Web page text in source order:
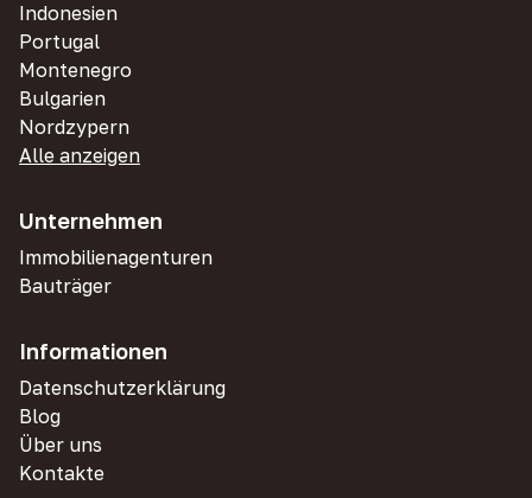
Indonesien
Portugal
Montenegro
Bulgarien
Nordzypern
Alle anzeigen
Unternehmen
Immobilienagenturen
Bauträger
Informationen
Datenschutzerklärung
Blog
Über uns
Kontakte